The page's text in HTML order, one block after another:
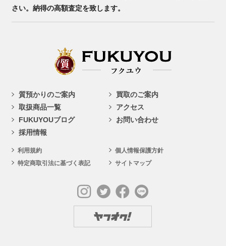
さい。納得の高額査定を致します。
質預かりのご案内
買取のご案内
取扱商品一覧
アクセス
FUKUYOUブログ
お問い合わせ
採用情報
利用規約
個人情報保護方針
特定商取引法に基づく表記
サイトマップ